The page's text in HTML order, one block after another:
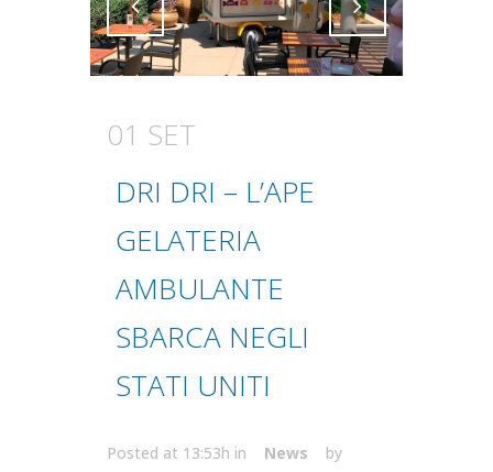
Attiva comando Attiva comando
01 SET
DRI DRI – L’APE
GELATERIA
AMBULANTE
SBARCA NEGLI
STATI UNITI
Posted at 13:53h in News by